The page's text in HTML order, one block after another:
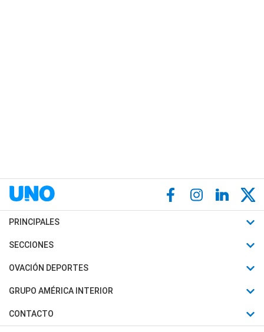
PRINCIPALES
Últimas Noticias
Política
Judiciales
SECCIONES
Horóscopo
Motores
Trucos caseros
OVACIÓN DEPORTES
Fútbol
Mundial
Automovilismo
GRUPO AMÉRICA INTERIOR
Canal 7 en Vivo
CONTACTO